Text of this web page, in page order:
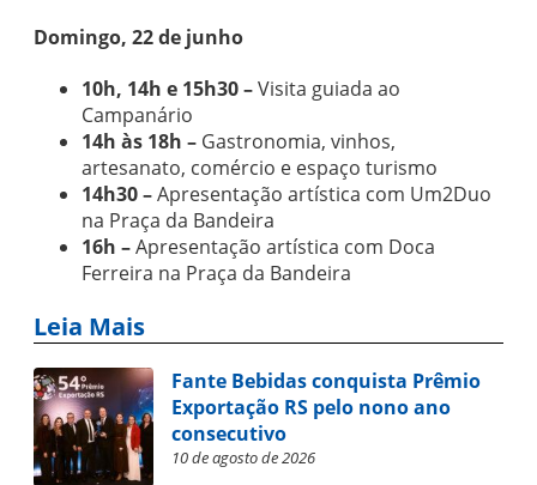
Domingo, 22 de junho
10h, 14h e 15h30 –Visita guiada ao
Campanário
14h às 18h – Gastronomia, vinhos,
artesanato, comércio e espaço turismo
14h30 –Apresentação artística com Um2Duo
na Praça da Bandeira
16h –Apresentação artística com Doca
Ferreira na Praça da Bandeira
Leia Mais
Fante Bebidas conquista Prêmio
Exportação RS pelo nono ano
consecutivo
10 de agosto de 2026